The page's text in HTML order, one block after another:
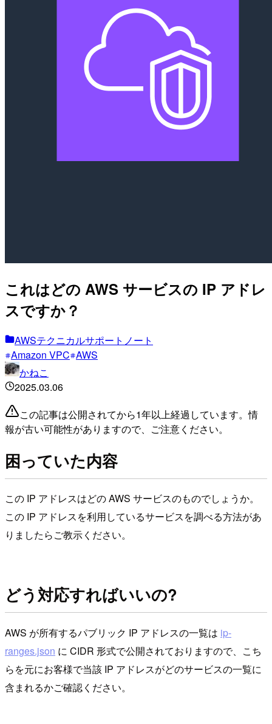
これはどの AWS サービスの IP アドレ
スですか？
AWSテクニカルサポートノート
Amazon VPC AWS
かねこ
2025.03.06
この記事は公開されてから1年以上経過しています。情
報が古い可能性がありますので、ご注意ください。
困っていた内容
この IP アドレスはどの AWS サービスのものでしょうか。
この IP アドレスを利用しているサービスを調べる方法があ
りましたらご教示ください。
どう対応すればいいの?
AWS が所有するパブリック IP アドレスの一覧は ip-
ranges.json に CIDR 形式で公開されておりますので、こち
らを元にお客様で当該 IP アドレスがどのサービスの一覧に
含まれるかご確認ください。